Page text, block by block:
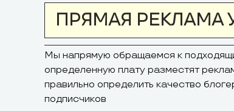
ПРЯМАЯ РЕКЛАМА
Мы напрямую обращаемся к
определенную плату разместят
правильно определить качество
подписчиков